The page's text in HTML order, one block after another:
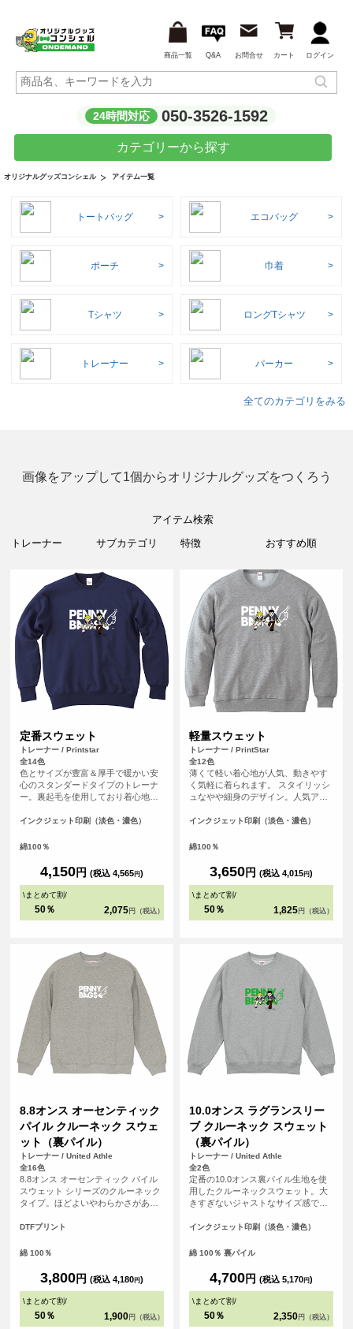
商品一覧 Q&A お問合せ カート ログイン
24時間対応 050-3526-1592
カテゴリーから探す
オリジナルグッズコンシェル アイテム一覧
トートバッグ エコバッグ
ポーチ 巾着
Tシャツ ロングTシャツ
トレーナー パーカー
全てのカテゴリをみる
画像をアップして1個からオリジナルグッズをつくろう
アイテム検索
定番スウェット
トレーナー / Printstar
全14色
色とサイズが豊富＆厚手で暖かい安
心のスタンダードタイプのトレーナ
ー。裏起毛を使用しており着心地も
うに作られています。秋冬のイベン
インクジェット印刷（淡色・濃色）
綿100％
4,150円 (税込 4,565円)
\まとめて割/
50％ 2,075 円（税込）
軽量スウェット
トレーナー / PrintStar
全12色
薄くて軽い着心地が人気、動きやす
く気軽に着られます。 スタイリッシ
ュなやや細身のデザイン。人気アパ
クオリティーです。
インクジェット印刷（淡色・濃色）
綿100％
3,650円 (税込 4,015円)
\まとめて割/
50％ 1,825 円（税込）
8.8オンス オーセンティック
パイル クルーネック スウェ
ット（裏パイル）
トレーナー / United Athle
全16色
8.8オンス オーセンティック パイル
スウェット シリーズのクルーネック
タイプ。ほどよいやわらかさがあり
厚みのアイテムです。また、ざっく
着用時の絶妙な袖のルーズさを演出
DTFプリント
綿 100％
3,800円 (税込 4,180円)
\まとめて割/
50％ 1,900 円（税込）
10.0オンス ラグランスリー
ブ クルーネック スウェット
（裏パイル）
トレーナー / United Athle
全2色
定番の10.0オンス裏パイル生地を使
用したクルーネックスウェット。大
きすぎないジャストなサイズ感であ
調整しアウトラインに丸みをつける
した。
インクジェット印刷（淡色・濃色）
綿 100％ 裏パイル
4,700円 (税込 5,170円)
\まとめて割/
50％ 2,350 円（税込）